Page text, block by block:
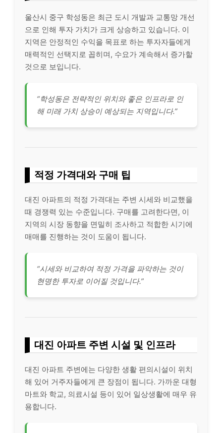
울산시 중구 학성동은 최근 도시 개발과 교통망 개선
으로 인해 투자 가치가 크게 상승하고 있습니다. 이
지역은 안정적인 수익을 목표로 하는 투자자들에게
매력적인 선택지로 꼽히며, 수요가 계속해서 증가할
것으로 보입니다.
“학성동은 전략적인 위치와 좋은 인프라로 인
해 미래 가치 상승이 예상되는 지역입니다.”
적정 가격대와 구매 팁
대진 아파트의 적정 가격대는 주변 시세와 비교했을
때 경쟁력 있는 수준입니다. 구매를 고려한다면, 이
지역의 시장 동향을 면밀히 조사하고 적합한 시기에
매매를 진행하는 것이 도움이 됩니다.
“시세와 비교하여 적정 가격을 파악하는 것이
현명한 투자로 이어질 것입니다.”
대진 아파트 주변 시설 및 인프라
대진 아파트 주변에는 다양한 생활 편의시설이 위치
해 있어 거주자들에게 큰 장점이 됩니다. 가까운 대형
마트와 학교, 의료시설 등이 있어 일상생활에 매우 유
용합니다.